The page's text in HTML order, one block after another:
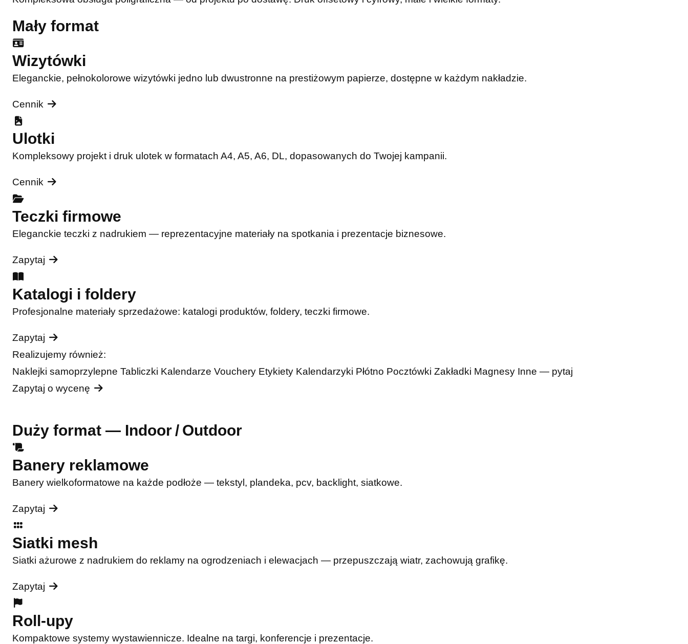
Mały format
Wizytówki
Eleganckie, pełnokolorowe wizytówki jedno lub dwustronne na prestiżowym papierze, dostępne w każdym nakładzie.
Cennik
Ulotki
Kompleksowy projekt i druk ulotek w formatach A4, A5, A6, DL, dopasowanych do Twojej kampanii.
Cennik
Teczki firmowe
Eleganckie teczki z nadrukiem — reprezentacyjne materiały na spotkania i prezentacje biznesowe.
Zapytaj
Katalogi i foldery
Profesjonalne materiały sprzedażowe: katalogi produktów, foldery, teczki firmowe.
Zapytaj
Realizujemy również:
Naklejki samoprzylepne Tabliczki Kalendarze Vouchery Etykiety Kalendarzyki Płótno Pocztówki Zakładki Magnesy Inne — pytaj
Zapytaj o wycenę
Duży format — Indoor / Outdoor
Banery reklamowe
Banery wielkoformatowe na każde podłoże — tekstyl, plandeka, pcv, backlight, siatkowe.
Zapytaj
Siatki mesh
Siatki ażurowe z nadrukiem do reklamy na ogrodzeniach i elewacjach — przepuszczają wiatr, zachowują grafikę.
Zapytaj
Roll-upy
Kompaktowe systemy wystawiennicze. Idealne na targi, konferencje i prezentacje.